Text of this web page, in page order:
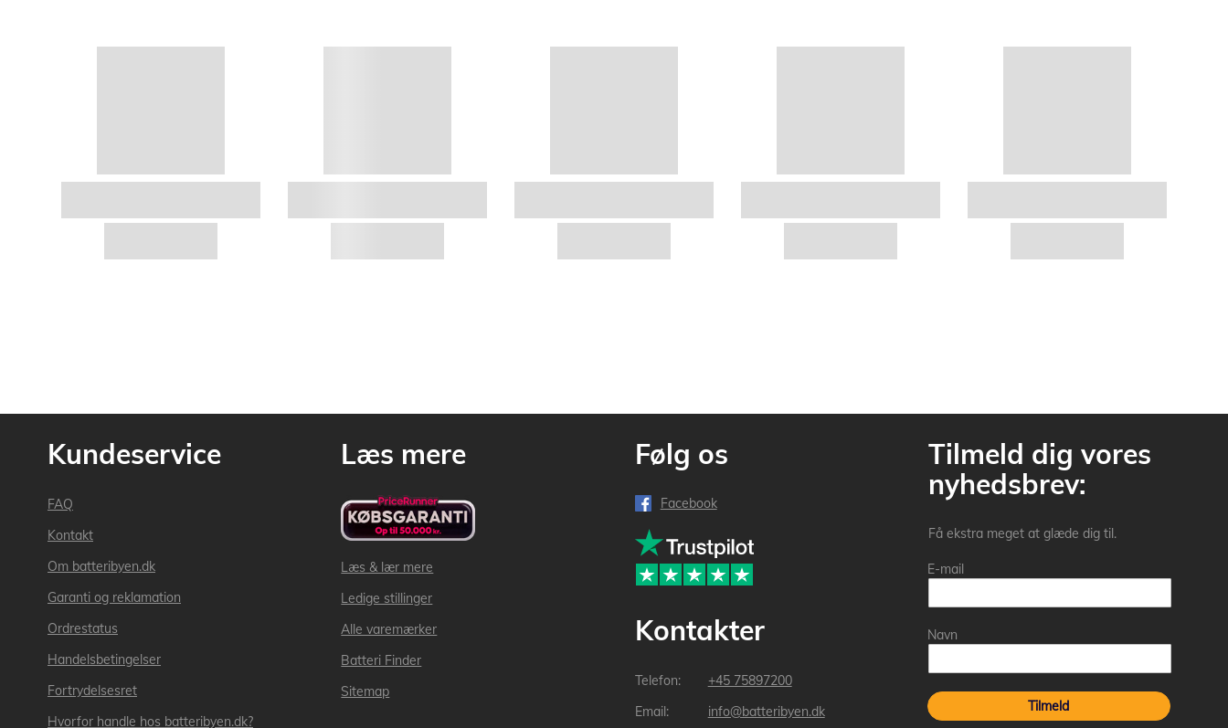
Kundeservice
FAQ
Kontakt
Om batteribyen.dk
Garanti og reklamation
Ordrestatus
Handelsbetingelser
Fortrydelsesret
Hvorfor handle hos batteribyen.dk?
Læs mere
Læs & lær mere
Ledige stillinger
Alle varemærker
Batteri Finder
Sitemap
Følg os
Facebook
Kontakter
+45 75897200
info@batteribyen.dk
Tilmeld dig vores
nyhedsbrev:
Få ekstra meget at glæde dig til.
E-mail
Navn
Tilmeld